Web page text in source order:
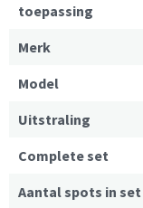
toepassing
Merk
Model
Uitstraling
Complete set
Aantal spots in set